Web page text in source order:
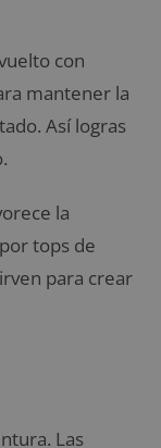
con
mantener la
Así logras
la
tops de
para crear
Las